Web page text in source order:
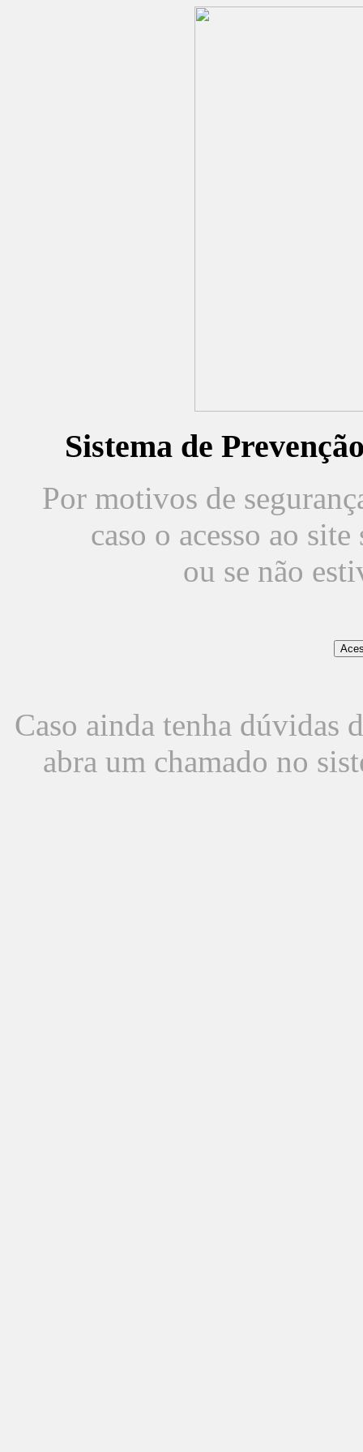
Sistema de
Por motivos de
caso o acesso ao
ou se não
Caso ainda tenha dúvidas
abra um chamado no